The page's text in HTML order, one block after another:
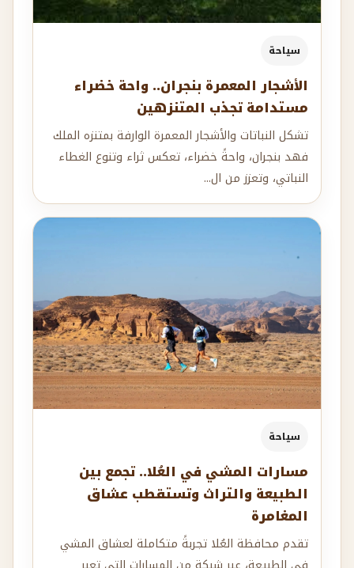
سياحة
الأشجار المعمرة بنجران.. واحة خضراء
مستدامة تجذب المتنزهين
تشكل النباتات والأشجار المعمرة الوارفة بمتنزه الملك
فهد بنجران، واحةً خضراء، تعكس ثراء وتنوع الغطاء
النباتي، وتعزز من ال...
سياحة
مسارات المشي في العُلا.. تجمع بين
الطبيعة والتراث وتستقطب عشاق
المغامرة
تقدم محافظة العُلا تجربةً متكاملة لعشاق المشي